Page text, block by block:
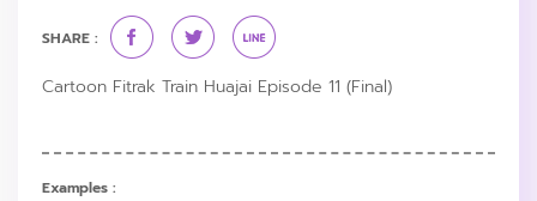
SHARE :
Cartoon Fitrak Train Huajai Episode 11 (Final)
Examples :